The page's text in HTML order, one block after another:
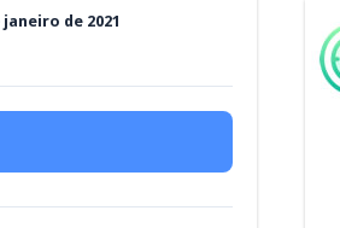
janeiro de 2021